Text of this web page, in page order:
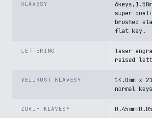
KLÁVESY
super
brushed
flat key.
LETTERING
laser
raised
VELIKOST KLÁVESY
14.0mm x
normal keys
ZDVIH KLÁVESY